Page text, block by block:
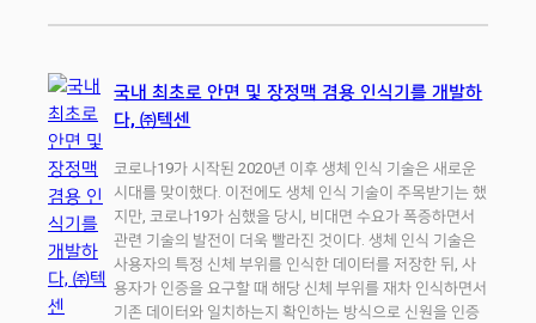
국내 최초로 안면 및 장정맥 겸용 인식기를 개발하
다, ㈜텍센
코로나19가 시작된 2020년 이후 생체 인식 기술은 새로운
시대를 맞이했다. 이전에도 생체 인식 기술이 주목받기는 했
지만, 코로나19가 심했을 당시, 비대면 수요가 폭증하면서
관련 기술의 발전이 더욱 빨라진 것이다. 생체 인식 기술은
사용자의 특정 신체 부위를 인식한 데이터를 저장한 뒤, 사
용자가 인증을 요구할 때 해당 신체 부위를 재차 인식하면서
기존 데이터와 일치하는지 확인하는 방식으로 신원을 인증